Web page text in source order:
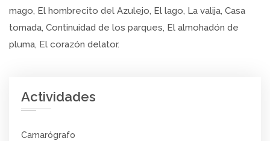
mago, El hombrecito del Azulejo, El lago, La valija, Casa
tomada, Continuidad de los parques, El almohadón de
pluma, El corazón delator.
Actividades
Camarógrafo